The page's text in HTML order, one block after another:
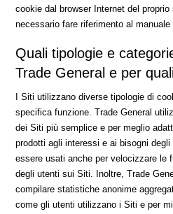
cookie dal browser Internet del
necessario fare riferimento al manuale
Quali tipologie e
Trade General e per
I Siti utilizzano diverse tipologie di
specifica funzione. Trade General
dei Siti più semplice e per meglio
prodotti agli interessi e ai bisogni
essere usati anche per velocizzare le
degli utenti sui Siti. Inoltre, Trade
compilare statistiche anonime
come gli utenti utilizzano i Siti e per